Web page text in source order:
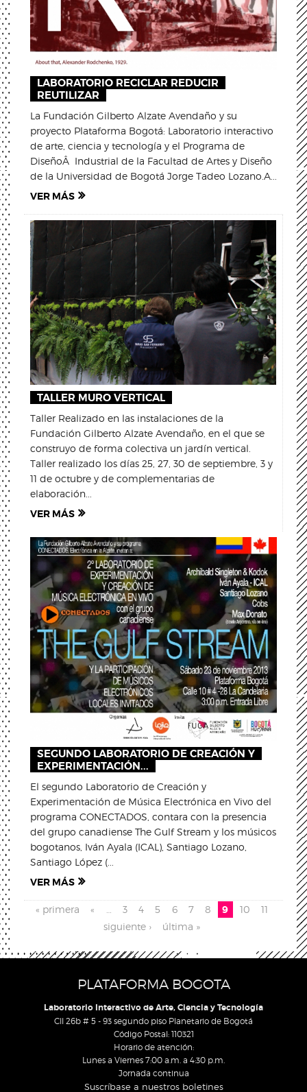
LABORATORIO RECICLAR REDUCIR
REUTILIZAR
La Fundación Gilberto Alzate Avendaño y su
proyecto Plataforma Bogotá: Laboratorio interactivo
de arte, ciencia y tecnología y el Programa de
DiseñoÂ Industrial de la Facultad de Artes y Diseño
de la Universidad de Bogotá Jorge Tadeo Lozano.A...
VER MÁS
TALLER MURO VERTICAL
Taller Realizado en las instalaciones de la
Fundación Gilberto Alzate Avendaño, en el que se
construyo de forma colectiva un jardín vertical.
Taller realizado los días 25, 27, 30 de septiembre, 3 y
11 de octubre y de complementarias de
elaboración...
VER MÁS
SEGUNDO LABORATORIO DE CREACIÓN Y
EXPERIMENTACIÓN...
El segundo Laboratorio de Creación y
Experimentación de Música Electrónica en Vivo del
programa CONECTADOS, contara con la presencia
del grupo canadiense The Gulf Stream y los músicos
bogotanos, Iván Ayala (ICAL), Santiago Lozano,
Santiago López (...
VER MÁS
Pages
« primera « 3 4 5 6 7 8 9 10
11
siguiente ›
última »
PLATAFORMA BOGOTA
Laboratorio Interactivo de Arte, Ciencia y Tecnología
Cll 26b # 5 - 93 segundo piso Planetario de Bogotá
Código Postal: 110321
Horario de atención:
Lunes a Viernes 7:00 a.m. a 4:30 p.m.
Jornada continua
Suscríbase a nuestros boletines